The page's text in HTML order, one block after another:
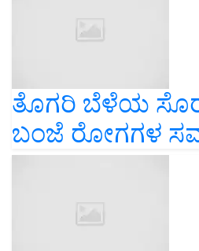
ತೊಗರಿ ಬೆಳೆಯ
ಬಂಜೆ ರೋಗಗಳ